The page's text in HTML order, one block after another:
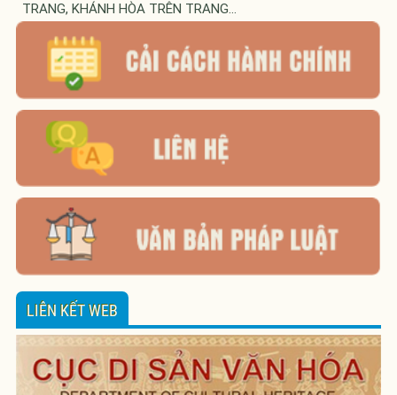
TRANG, KHÁNH HÒA TRÊN TRANG...
LIÊN KẾT WEB